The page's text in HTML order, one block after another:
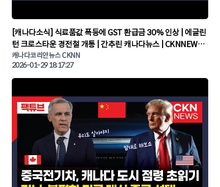
▶
[캐나다소식] 식료품값 폭등에 GST 환급금 30% 인상 | 에글린
턴 크로스타운 경전철 개통 | 간추린 캐나다뉴스 | CKNNEWS,
캐나다코리안뉴스
캐나다코리안뉴스 CKNN
2026-01-29 18:17:27